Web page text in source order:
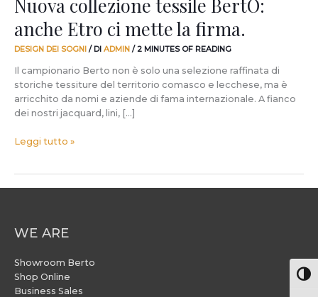
Nuova collezione tessile BertO:
anche Etro ci mette la firma.
DESIGN DEI SOGNI / DI ADMIN /2 MINUTES OF READING
Il campionario Berto non è solo una selezione raffinata di
storiche tessiture del territorio comasco e lecchese, ma è
arricchito da nomi e aziende di fama internazionale. A fianco
dei nostri jacquard, lini, […]
Leggi tutto »
WE ARE
Showroom Berto
Shop Online
Business Sales